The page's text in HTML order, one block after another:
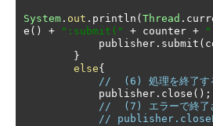
System . out . println (Thread .
e () + ":submit(" + counter +
            publisher
. submit (
}
else{
//  (6) 処理を終了す
            publisher
. close ();
//  (7) エラーで終了
//